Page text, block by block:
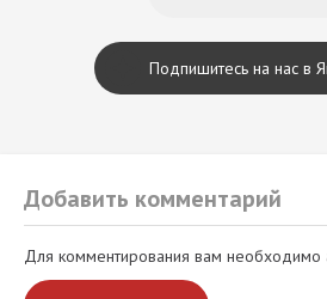
Подпишитесь на нас в
Добавить комментарий
Для комментирования вам необходимо